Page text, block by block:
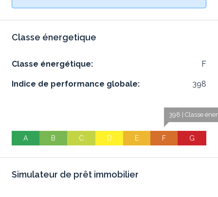
Classe énergetique
Classe énergétique: F
Indice de performance globale: 398
A B C D E
398 | Classe
F G
Simulateur de prêt immobilier